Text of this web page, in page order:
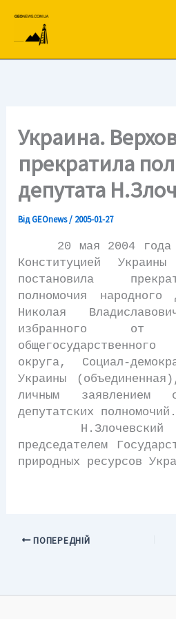
вмісту
Украина.
прекратила
депутата
ВідGEOnews/ 2005-01-27
20 мая 2004 года в
Конституцией
постановила
полномочия народного
Николая
избранного от
округа, Социал-
Украины
личным
депутатских полномочий.
Н.Злочевский
председателем
природных ресурсов
ПОПЕРЕДНІЙ